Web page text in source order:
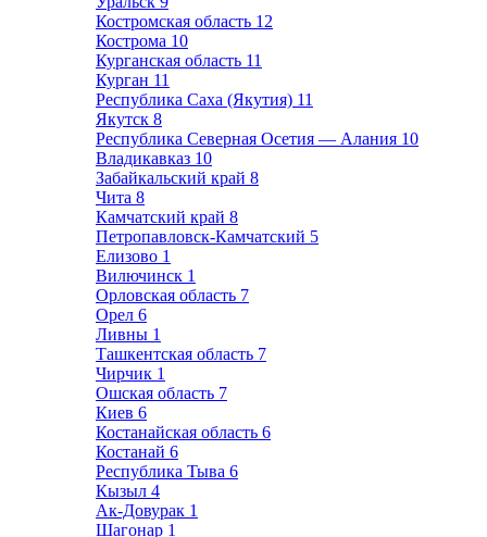
Костромская область 12
Кострома 10
Курганская область 11
Курган 11
Республика Саха (Якутия) 11
Якутск 8
Республика Северная Осетия — Алания 10
Владикавказ 10
Забайкальский край 8
Чита 8
Камчатский край 8
Петропавловск-Камчатский 5
Елизово 1
Вилючинск 1
Орловская область 7
Орел 6
Ливны 1
Ташкентская область 7
Чирчик 1
Ошская область 7
Киев 6
Костанайская область 6
Костанай 6
Республика Тыва 6
Кызыл 4
Ак-Довурак 1
Шагонар 1